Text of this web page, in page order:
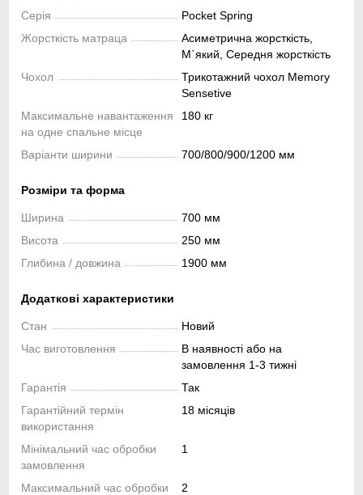
Серія
Pocket Spring
Жорсткість матраца
Асиметрична жорсткість,
М`який, Середня жорсткість
Чохол
Трикотажний чохол Memory
Sensetive
Максимальне навантаження
на одне спальне місце
180 кг
Варіанти ширини 700/800/900/1200 мм
Розміри та форма
Ширина
700 мм
Висота
250 мм
Глибина / довжина
1900 мм
Додаткові характеристики
Стан
Новий
Час виготовлення
В наявності або на
замовлення 1-3 тижні
Гарантія
Так
Гарантійний термін
використання
18 місяців
Мінімальний час обробки
замовлення
1
Максимальний час обробки
2